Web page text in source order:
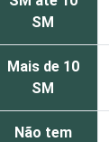
SM
Mais de 10
SM
Não tem